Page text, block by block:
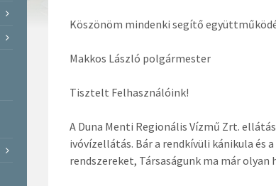
Köszönöm mindenki segítő
Makkos László polgármester
Tisztelt Felhasználóink!
A Duna Menti Regionális Vízmű Zrt.
ivóvízellátás. Bár a rendkívüli kánikula
rendszereket, Társaságunk ma már